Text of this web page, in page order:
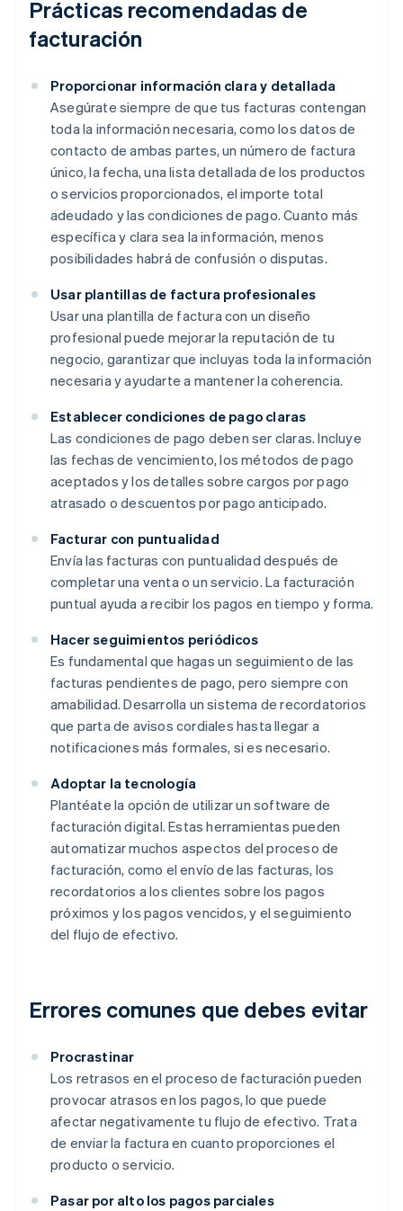
Prácticas recomendadas de
facturación
Proporcionar información clara y detallada
Asegúrate siempre de que tus facturas contengan
toda la información necesaria, como los datos de
contacto de ambas partes, un número de factura
único, la fecha, una lista detallada de los productos
o servicios proporcionados, el importe total
adeudado y las condiciones de pago. Cuanto más
específica y clara sea la información, menos
posibilidades habrá de confusión o disputas.
Usar plantillas de factura profesionales
Usar una plantilla de factura con un diseño
profesional puede mejorar la reputación de tu
negocio, garantizar que incluyas toda la información
necesaria y ayudarte a mantener la coherencia.
Establecer condiciones de pago claras
Las condiciones de pago deben ser claras. Incluye
las fechas de vencimiento, los métodos de pago
aceptados y los detalles sobre cargos por pago
atrasado o descuentos por pago anticipado.
Facturar con puntualidad
Envía las facturas con puntualidad después de
completar una venta o un servicio. La facturación
puntual ayuda a recibir los pagos en tiempo y forma.
Hacer seguimientos periódicos
Es fundamental que hagas un seguimiento de las
facturas pendientes de pago, pero siempre con
amabilidad. Desarrolla un sistema de recordatorios
que parta de avisos cordiales hasta llegar a
notificaciones más formales, si es necesario.
Adoptar la tecnología
Plantéate la opción de utilizar un software de
facturación digital. Estas herramientas pueden
automatizar muchos aspectos del proceso de
facturación, como el envío de las facturas, los
recordatorios a los clientes sobre los pagos
próximos y los pagos vencidos, y el seguimiento
del flujo de efectivo.
Errores comunes que debes evitar
Procrastinar
Los retrasos en el proceso de facturación pueden
provocar atrasos en los pagos, lo que puede
afectar negativamente tu flujo de efectivo. Trata
de enviar la factura en cuanto proporciones el
producto o servicio.
Pasar por alto los pagos parciales